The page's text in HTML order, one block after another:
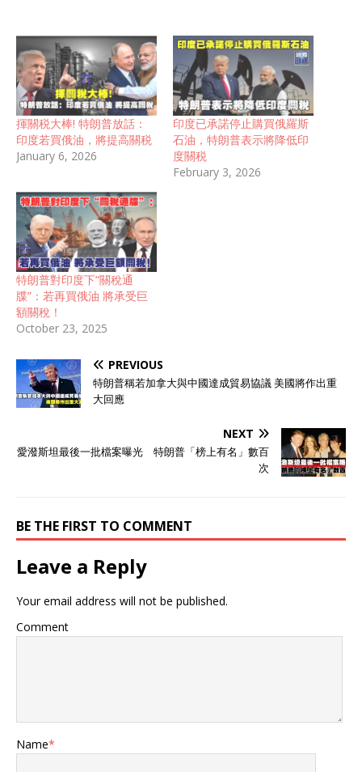
揮關税大棒! 特朗普放話：
印度若買俄油，將提高關税
January 6, 2026
印度已承諾停止購買俄羅斯
石油，特朗普表示將降低印
度關税
February 3, 2026
特朗普對印度下“關稅通
牒”：若再買俄油 將承受巨
額關稅！
October 23, 2025
PREVIOUS
特朗普稱若加拿大與中國達成貿易協議 美國將作出重
大回應
NEXT
愛潑斯坦最後一批檔案曝光 特朗普「榜上有名」數百
次
BE THE FIRST TO COMMENT
Leave a Reply
Your email address will not be published.
Comment
Name*